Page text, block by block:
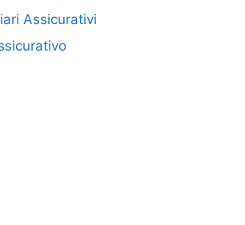
Assicurativi